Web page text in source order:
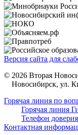
Версия сайта для
© 2026 Вторая
Новосибирск, ул.
Горячая линия по
Горячая линия
Телефон
Контактная